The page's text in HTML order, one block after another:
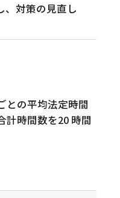
、対策の見直し
との平均法定時間
計時間数を20 時間